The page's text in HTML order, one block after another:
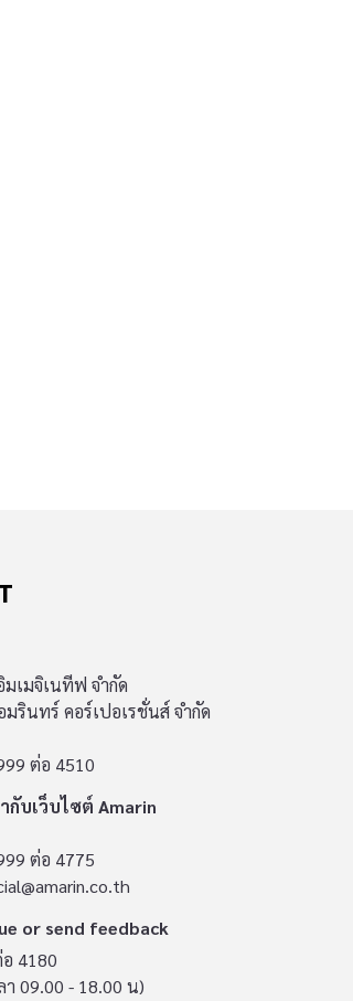
เมจิเนทีฟ จำกัด
รินทร์ คอร์เปอเรชั่นส์ จำกัด
ต่อ 4510
บเว็บไซต์ Amarin
ต่อ 4775
or send feedback
4180
า 09.00 - 18.00 น)